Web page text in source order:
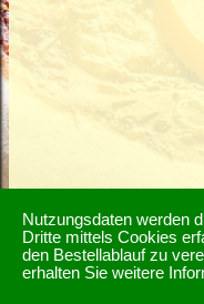
Nutzungsdaten werden
Dritte mittels Cookies
den Bestellablauf zu
erhalten Sie weitere